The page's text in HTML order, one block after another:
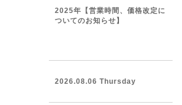
2025年【営業時間、価格改定に
ついてのお知らせ】
2026.08.06 Thursday